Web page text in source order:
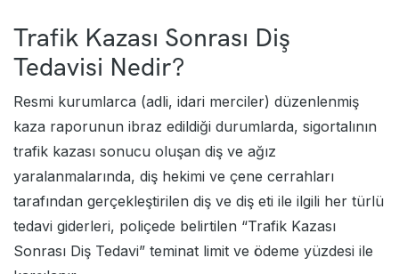
Trafik Kazası Sonrası Diş
Tedavisi Nedir?
Resmi kurumlarca (adli, idari merciler) düzenlenmiş
kaza raporunun ibraz edildiği durumlarda, sigortalının
trafik kazası sonucu oluşan diş ve ağız
yaralanmalarında, diş hekimi ve çene cerrahları
tarafından gerçekleştirilen diş ve diş eti ile ilgili her türlü
tedavi giderleri, poliçede belirtilen “Trafik Kazası
Sonrası Diş Tedavi” teminat limit ve ödeme yüzdesi ile